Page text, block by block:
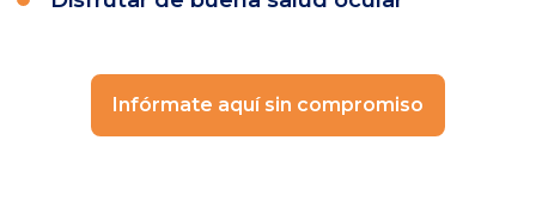
Infórmate aquí sin compromiso